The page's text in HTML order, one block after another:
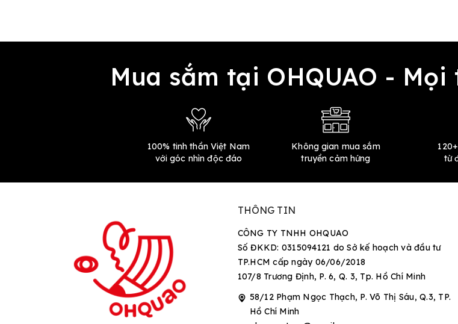
Mua sắm tại OHQUAO -
100% tinh thần Việt Nam
với góc nhìn độc đáo
Không gian mua sắm
truyền cảm hứng
từ
THÔNG TIN
CÔNG TY TNHH OHQUAO
Số ĐKKD: 0315094121 do Sở kế hoạch và đầu tư
TP.HCM cấp ngày 06/06/2018
107/8 Trương Định, P. 6, Q. 3, Tp. Hồ Chí Minh
58/12 Phạm Ngọc Thạch, P. Võ Thị Sáu, Q.3, TP.
Hồ Chí Minh